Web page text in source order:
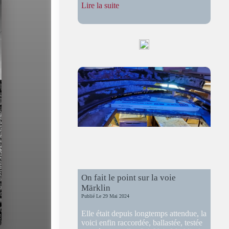
Lire la suite:
estivale
On fait le point sur la voie
Märklin
Publié Le29 Mai 2024
Elle était depuis longtemps attendue, la
voici enfin raccordée, ballastée, testée